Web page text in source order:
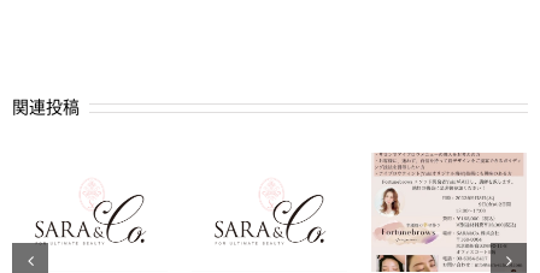
関連投稿